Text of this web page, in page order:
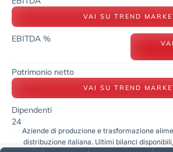
VAI SU TREND
EBITDA %
Patrimonio netto
VAI SU TREND
Dipendenti
24
Aziende di produzione e trasformazione
distribuzione italiana. Ultimi bilanci